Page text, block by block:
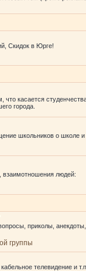
Скидок в Юрге!
что касается
города.
школьников о школе и
взаимотношения людей:
приколы, анекдоты,
группы
телевидение и